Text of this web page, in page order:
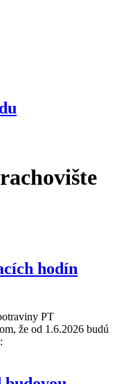
hodín
PT
že od 1.6.2026 budú